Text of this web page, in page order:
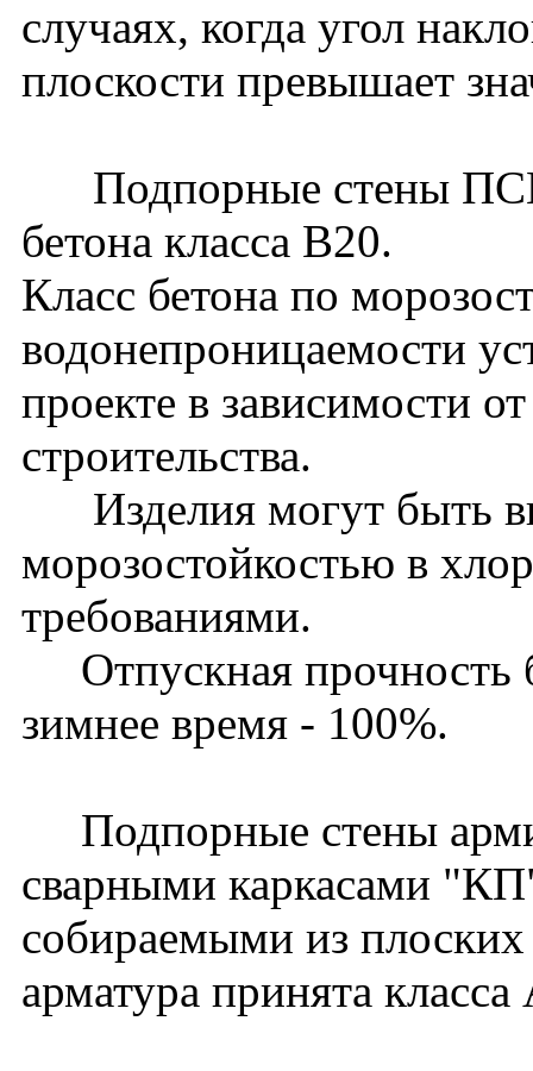
случаях, когда угол
плоскости превышает
Подпорные стены
бетона класса В20.
Класс бетона по
водонепроницаемости
проекте в зависимости
строительства.
Изделия могут быть
морозостойкостью в
требованиями.
Отпускная прочность
зимнее время - 100%.
Подпорные стены
сварными каркасами
собираемыми из
арматура принята